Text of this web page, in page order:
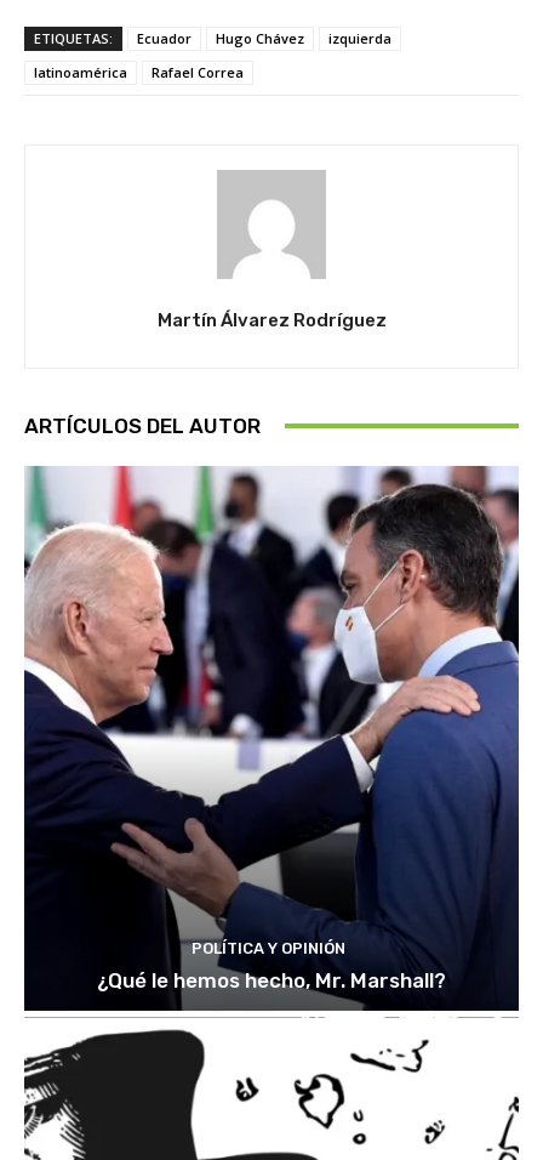
ETIQUETAS: Ecuador Hugo Chávez
izquierda
latinoamérica
Rafael Correa
Martín Álvarez Rodríguez
ARTÍCULOS DEL AUTOR
POLÍTICA Y OPINIÓN
¿Qué le hemos hecho, Mr. Marshall?